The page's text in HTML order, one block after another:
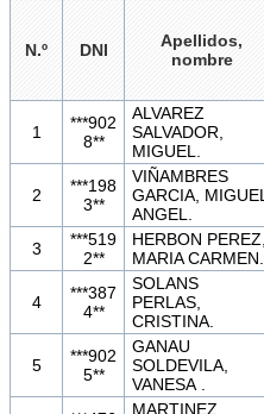
N.º DNI
Apellidos,
nombre
1
***902
8**
ALVAREZ
SALVADOR,
MIGUEL.
2
***198
3**
VIÑAMBRES
GARCIA, MIGUEL
ANGEL.
3
***519
2**
HERBON PEREZ,
MARIA CARMEN.
4
***387
4**
SOLANS
PERLAS,
CRISTINA.
5
***902
5**
GANAU
SOLDEVILA,
VANESA .
MARTINEZ